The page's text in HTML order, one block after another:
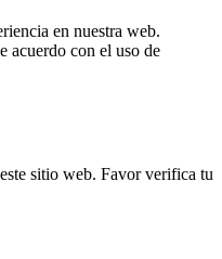
en nuestra web.
acuerdo con el uso de
sitio web. Favor verifica tu